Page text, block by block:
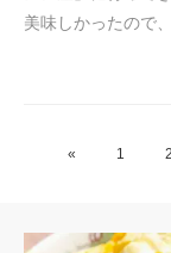
美味しかったので
« 1 2